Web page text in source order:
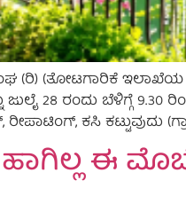
(ರಿ) (ತೋಟಗಾರಿಕೆ ಇಲಾಖೆಯ
28 ರಂದು ಬೆಳಿಗ್ಗೆ
ಕಸಿ ಕಟ್ಟುವುದು
ಹಾಗಿಲ್ಲ ಈ